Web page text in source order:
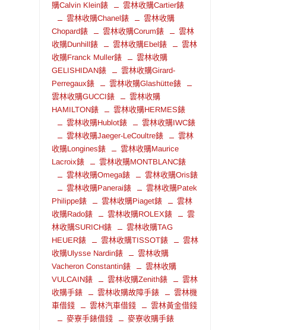
購Calvin Klein錶
雲林收購Cartier錶
雲林收購Chanel錶
雲林收購
Chopard錶
雲林收購Corum錶
雲林
收購Dunhill錶
雲林收購Ebel錶
雲林
收購Franck Muller錶
雲林收購
GELISHIDAN錶
雲林收購Girard-
Perregaux錶
雲林收購Glashütte錶
雲林收購GUCCI錶
雲林收購
HAMILTON錶
雲林收購HERMES錶
雲林收購Hublot錶
雲林收購IWC錶
雲林收購Jaeger-LeCoultre錶
雲林
收購Longines錶
雲林收購Maurice
Lacroix錶
雲林收購MONTBLANC錶
雲林收購Omega錶
雲林收購Oris錶
雲林收購Panerai錶
雲林收購Patek
Philippe錶
雲林收購Piaget錶
雲林
收購Rado錶
雲林收購ROLEX錶
雲
林收購SURICH錶
雲林收購TAG
HEUER錶
雲林收購TISSOT錶
雲林
收購Ulysse Nardin錶
雲林收購
Vacheron Constantin錶
雲林收購
VULCAIN錶
雲林收購Zenith錶
雲林
收購手錶
雲林收購故障手錶
雲林機
車借錢
雲林汽車借錢
雲林黃金借錢
麥寮手錶借錢
麥寮收購手錶